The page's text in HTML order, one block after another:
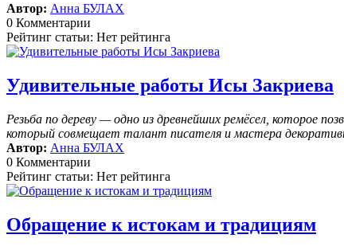
Автор: Анна БУЛАХ
0 Комментарии
Рейтинг статьи: Нет рейтинга
Удивительные работы Исы Закриева
Резьба по дереву — одно из древнейших ремёсел, которое
который совмещает талант писателя и мастера
Автор: Анна БУЛАХ
0 Комментарии
Рейтинг статьи: Нет рейтинга
Обращение к истокам и традициям